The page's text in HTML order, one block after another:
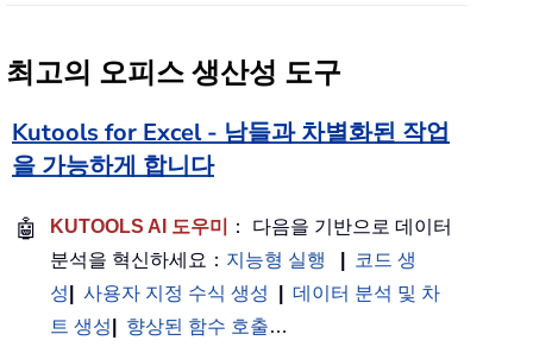
최고의 오피스 생산성 도구
Kutools for Excel - 남들과 차별화된 작업
을 가능하게 합니다
🤖 KUTOOLS AI 도우미
： 다음을 기반으로 데이터
분석을 혁신하세요： 지능형 실행
코드 생
성
사용자 지정 수식 생성
데이터 분석 및 차
트 생성
향상된 함수 호출…